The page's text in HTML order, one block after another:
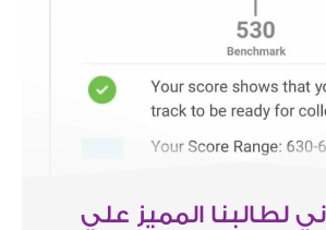
لطالبنا المميز علي